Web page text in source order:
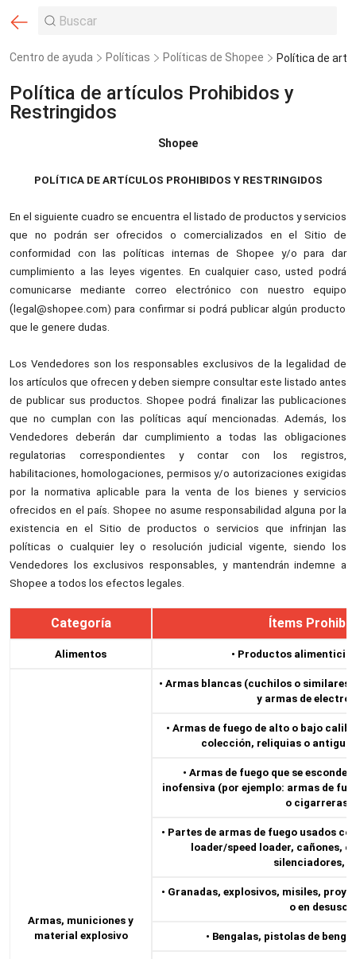
Centro de ayuda Políticas Políticas de Shopee
Política de artículos Prohibidos y
Restringidos
Shopee
POLÍTICA DE ARTÍCULOS PROHIBIDOS Y RESTRINGIDOS
En el siguiente cuadro se encuentra el listado de productos y servicios
que no podrán ser ofrecidos o comercializados en el Sitio de
conformidad con las políticas internas de Shopee y/o para dar
cumplimiento a las leyes vigentes. En cualquier caso, usted podrá
comunicarse mediante correo electrónico con nuestro equipo
( legal@shopee.com) para confirmar si podrá publicar algún producto
que le genere dudas.
Los Vendedores son los responsables exclusivos de la legalidad de
los artículos que ofrecen y deben siempre consultar este listado antes
de publicar sus productos. Shopee podrá finalizar las publicaciones
que no cumplan con las políticas aquí mencionadas. Además, los
Vendedores deberán dar cumplimiento a todas las obligaciones
regulatorias correspondientes y contar con los registros,
habilitaciones, homologaciones, permisos y/o autorizaciones exigidas
por la normativa aplicable para la venta de los bienes y servicios
ofrecidos en el país. Shopee no asume responsabilidad alguna por la
existencia en el Sitio de productos o servicios que infrinjan las
políticas o cualquier ley o resolución judicial vigente, siendo los
Vendedores los exclusivos responsables, y mantendrán indemne a
Shopee a todos los efectos legales.
Categoría Ítems
Alimentos • Productos
Armas, municiones y
material explosivo
• Armas blancas (cuchilos o similares
y armas de
• Armas de fuego de alto o bajo
colección, reliquias o
• Armas de fuego que se
inofensiva (por ejemplo: armas de
o cigarreras).
• Partes de armas de fuego usados
loader/speed loader, cañones,
silenciadores,
• Granadas, explosivos, misiles,
o en desuso.
• Bengalas, pistolas de